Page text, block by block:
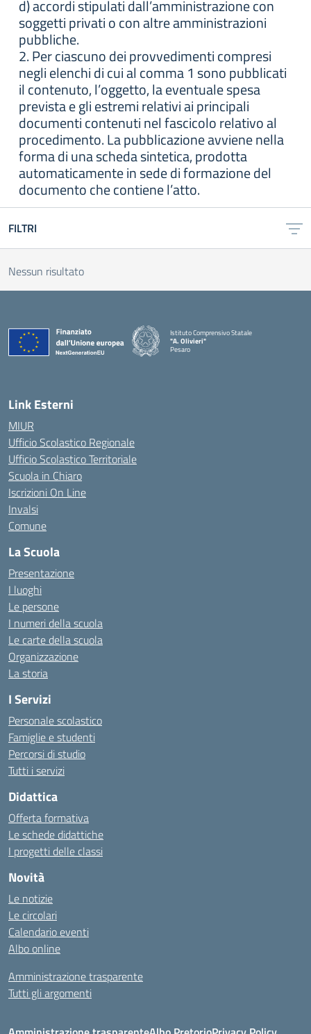
d) accordi stipulati dall’amministrazione con
soggetti privati o con altre amministrazioni
pubbliche.
2. Per ciascuno dei provvedimenti compresi
negli elenchi di cui al comma 1 sono pubblicati
il contenuto, l’oggetto, la eventuale spesa
prevista e gli estremi relativi ai principali
documenti contenuti nel fascicolo relativo al
procedimento. La pubblicazione avviene nella
forma di una scheda sintetica, prodotta
automaticamente in sede di formazione del
documento che contiene l’atto.
FILTRI
Nessun risultato
Istituto Comprensivo Statale
"A. Olivieri"
Pesaro
Link Esterni
MIUR
Ufficio Scolastico Regionale
Ufficio Scolastico Territoriale
Scuola in Chiaro
Iscrizioni On Line
Invalsi
Comune
La Scuola
Presentazione
I luoghi
Le persone
I numeri della scuola
Le carte della scuola
Organizzazione
La storia
I Servizi
Personale scolastico
Famiglie e studenti
Percorsi di studio
Tutti i servizi
Didattica
Offerta formativa
Le schede didattiche
I progetti delle classi
Novità
Le notizie
Le circolari
Calendario eventi
Albo online
Amministrazione trasparente
Tutti gli argomenti